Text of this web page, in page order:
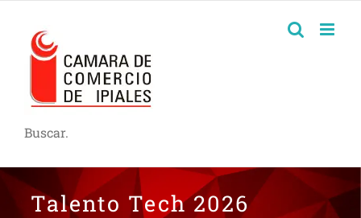
Buscar.
Talento Tech 2026